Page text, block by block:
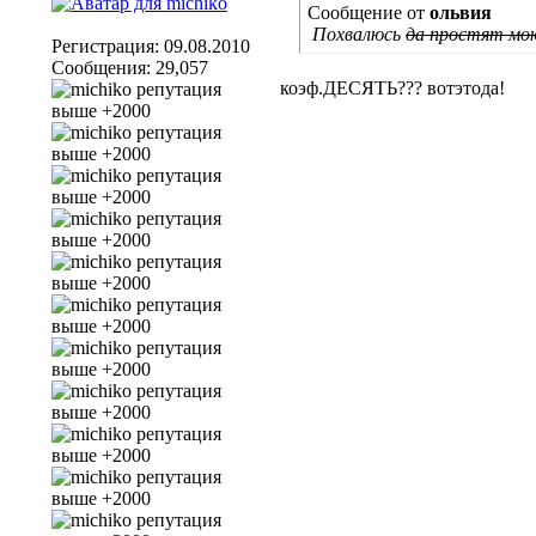
Регистрация: 09.08.2010
Сообщения: 29,057
Сообщение от ольвия
Похвалюсь да простят
коэф.ДЕСЯТЬ??? вотэтода!